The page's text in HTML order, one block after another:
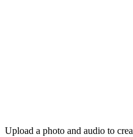
Upload a photo and audio to